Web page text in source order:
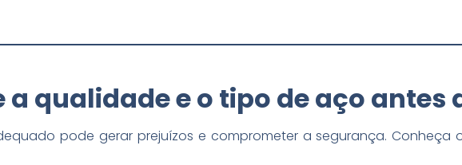
a qualidade e o tipo de aço antes
pode gerar prejuízos e comprometer a segurança. Conheça